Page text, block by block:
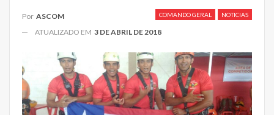
COMANDO GERAL NOTICIAS
Por ASCOM
ATUALIZADO EM 3 DE ABRIL DE 2018